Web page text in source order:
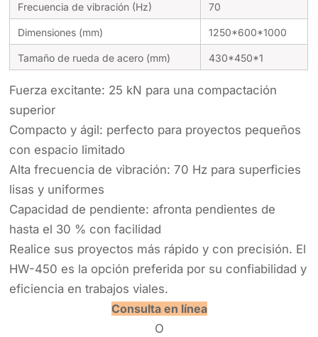
Frecuencia de vibración (Hz) 70
Dimensiones (mm) 1250*600*1000
Tamaño de rueda de acero (mm) 430*450*1
Fuerza excitante: 25 kN para una compactación
superior
Compacto y ágil: perfecto para proyectos pequeños
con espacio limitado
Alta frecuencia de vibración: 70 Hz para superficies
lisas y uniformes
Capacidad de pendiente: afronta pendientes de
hasta el 30 % con facilidad
Realice sus proyectos más rápido y con precisión. El
HW-450 es la opción preferida por su confiabilidad y
eficiencia en trabajos viales.
Consulta en línea
O